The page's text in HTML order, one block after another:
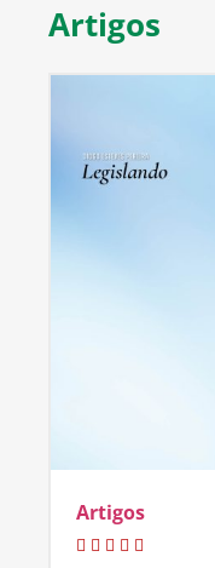
Artigos
Artigos